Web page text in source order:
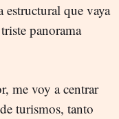
que vaya
panorama
me voy a centrar
turismos, tanto